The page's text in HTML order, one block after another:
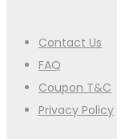
Contact Us
FAQ
Coupon T&C
Privacy Policy